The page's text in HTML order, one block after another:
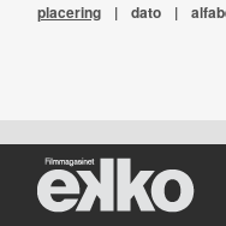
placering | dato |